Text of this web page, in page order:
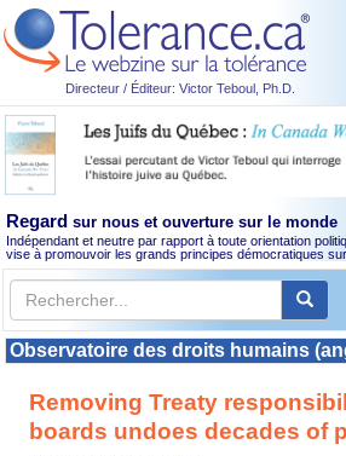
Directeur / Éditeur: Victor Teboul, Ph.D.
Regard sur nous et ouverture sur le monde
Indépendant et neutre par rapport à toute orientation
vise à promouvoir les grands principes démocratiques
Observatoire des droits humains
Removing Treaty
boards undoes decades of